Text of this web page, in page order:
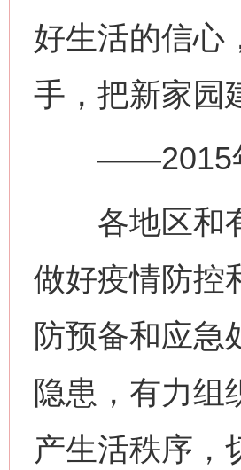
好生活的信心
手，把新家园
——2015年1
各地区和有
做好疫情防控
防预备和应急
隐患，有力组
产生活秩序，